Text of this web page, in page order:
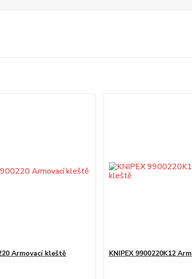
Armovací kleště KNIPEX 9900220K12